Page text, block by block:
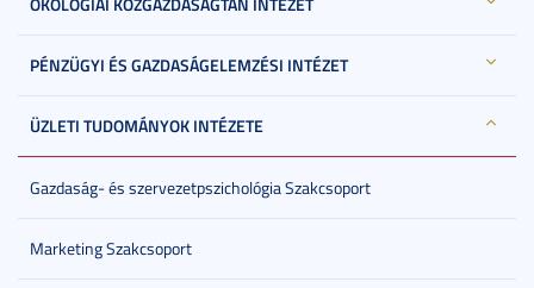
PÉNZÜGYI ÉS GAZDASÁGELEMZÉSI INTÉZET
ÜZLETI TUDOMÁNYOK INTÉZETE
Gazdaság- és szervezetpszichológia Szakcsoport
Marketing Szakcsoport